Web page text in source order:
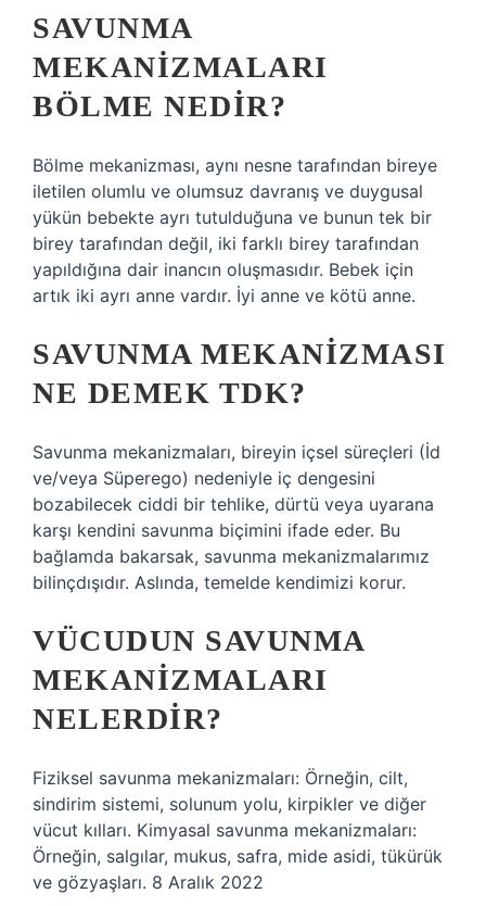
SAVUNMA
MEKANIZMALARI
BÖLME NEDIR?
Bölme mekanizması, aynı nesne tarafından bireye
iletilen olumlu ve olumsuz davranış ve duygusal
yükün bebekte ayrı tutulduğuna ve bunun tek bir
birey tarafından değil, iki farklı birey tarafından
yapıldığına dair inancın oluşmasıdır. Bebek için
artık iki ayrı anne vardır. İyi anne ve kötü anne.
SAVUNMA MEKANIZMASI
NE DEMEK TDK?
Savunma mekanizmaları, bireyin içsel süreçleri (İd
ve/veya Süperego) nedeniyle iç dengesini
bozabilecek ciddi bir tehlike, dürtü veya uyarana
karşı kendini savunma biçimini ifade eder. Bu
bağlamda bakarsak, savunma mekanizmalarımız
bilinçdışıdır. Aslında, temelde kendimizi korur.
VÜCUDUN SAVUNMA
MEKANIZMALARI
NELERDIR?
Fiziksel savunma mekanizmaları: Örneğin, cilt,
sindirim sistemi, solunum yolu, kirpikler ve diğer
vücut kılları. Kimyasal savunma mekanizmaları:
Örneğin, salgılar, mukus, safra, mide asidi, tükürük
ve gözyaşları. 8 Aralık 2022